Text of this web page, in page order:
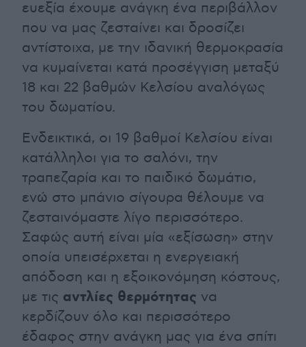
ευεξία έχουμε ανάγκη ένα περιβάλλον
που να μας ζεσταίνει και δροσίζει
αντίστοιχα, με την ιδανική θερμοκρασία
να κυμαίνεται κατά προσέγγιση μεταξύ
18 και 22 βαθμών Κελσίου αναλόγως
του δωματίου.
Ενδεικτικά, οι 19 βαθμοί Κελσίου είναι
κατάλληλοι για το σαλόνι, την
τραπεζαρία και το παιδικό δωμάτιο,
ενώ στο μπάνιο σίγουρα θέλουμε να
ζεσταινόμαστε λίγο περισσότερο.
Σαφώς αυτή είναι μία «εξίσωση» στην
οποία υπεισέρχεται η ενεργειακή
απόδοση και η εξοικονόμηση κόστους,
με τις αντλίες θερμότητας να
κερδίζουν όλο και περισσότερο
έδαφος στην ανάγκη μας για ένα σπίτι